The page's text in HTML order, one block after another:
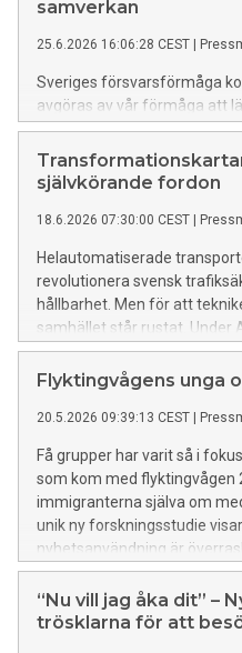
samverkan
25.6.2026 16:06:28 CEST
Sveriges försvarsförmåga
avgöras av vår förmåga att
snabbare än omvärlden. Det
eller industriell volym, utan
framgången – snabb
konkurrenskraft. Defence
och når konkret nytta
självkörande fordon
18.6.2026 07:30:00 CEST
Helautomatiserade
revolutionera svensk
hållbarhet. Men för att
samhället står rustat. Under
Drive Sweden och
transformationskarta för att
Flyktingvågens unga
20.5.2026 09:39:13 CEST
Få grupper har varit så i
som kom med flyktingvågen
immigranterna själva om
unik ny forskningsstudie
nyhetsanvändning är
sociala medier är främsta
“Nu vill jag åka dit” –
trösklarna för att